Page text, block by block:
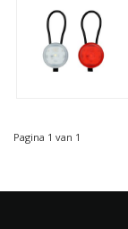
Pagina 1 van 1